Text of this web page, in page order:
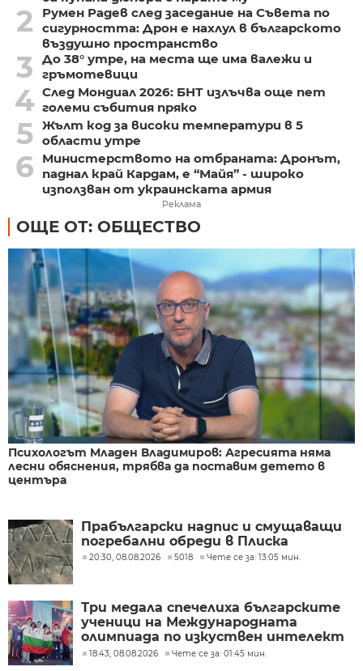
2
Румен Радев след заседание на Съвета по
сигурността: Дрон е нахлул в българското
въздушно пространство
3
До 38° утре, на места ще има валежи и
гръмотевици
4 След Мондиал 2026: БНТ излъчва още пет
големи събития пряко
5 Жълт код за високи температури в 5
области утре
6
Министерството на отбраната: Дронът,
паднал край Кардам, е “Майя” - широко
използван от украинската армия
Реклама
ОЩЕ ОТ: ОБЩЕСТВО
Психологът Младен Владимиров: Агресията няма
лесни обяснения, трябва да поставим детето в
центъра
Прабългарски надпис и смущаващи
погребални обреди в Плиска
20:30, 08.08.2026 5018 Чете се за: 13:05 мин.
Три медала спечелиха българските
ученици на Международната
олимпиада по изкуствен интелект
в Казахстан
18:43, 08.08.2026 Чете се за: 01:45 мин.